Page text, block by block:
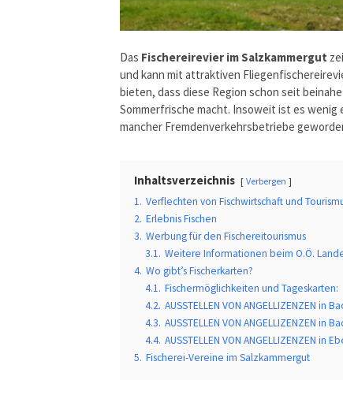
Das Fischereirevier im Salzkammergut
und kann mit attraktiven
bieten, dass diese Region schon seit
Sommerfrische macht. Insoweit ist es wenig
mancher Fremdenverkehrsbetriebe
Inhaltsverzeichnis Verbergen
1. Verflechten von Fischwirtschaft und
2. Erlebnis Fischen
3. Werbung für den Fischereitourismus
3.1. Weitere Informationen beim O.Ö.
4. Wo gibt’s Fischerkarten?
4.1. Fischermöglichkeiten und Tageskarten:
4.2. AUSSTELLEN VON ANGELLIZENZEN in
4.3. AUSSTELLEN VON ANGELLIZENZEN in
4.4. AUSSTELLEN VON ANGELLIZENZEN in
5. Fischerei-Vereine im Salzkammergut